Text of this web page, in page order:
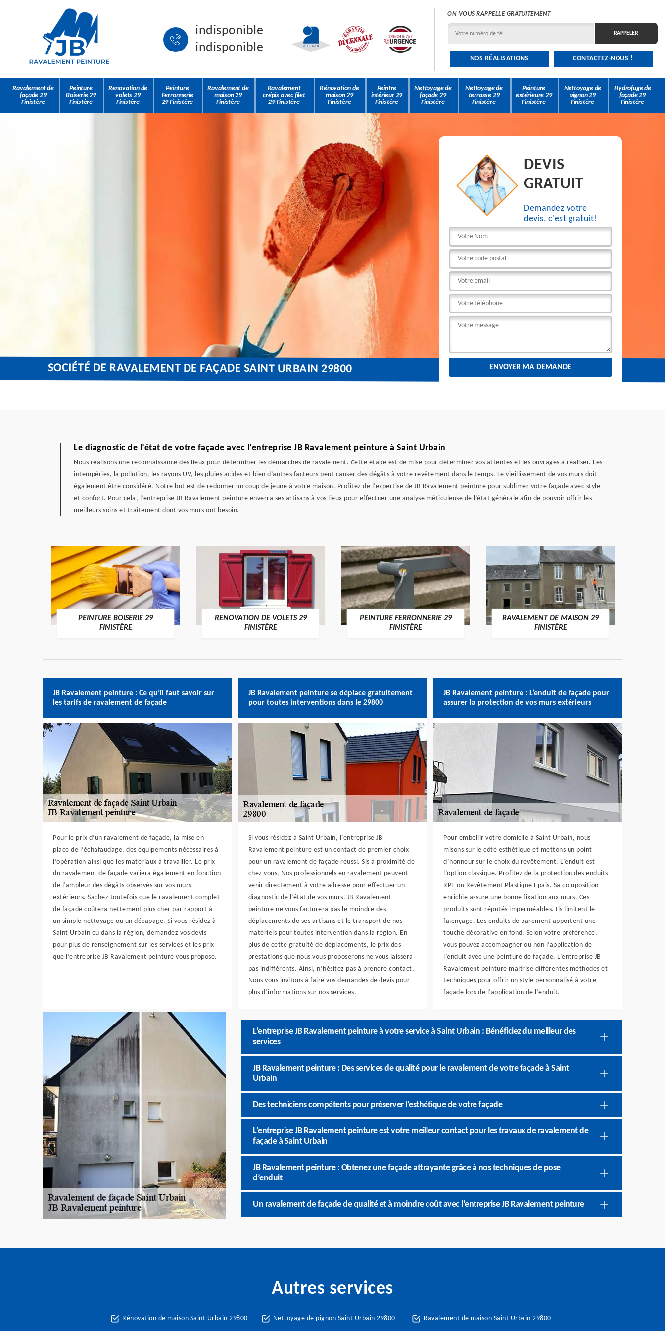
indisponible
indisponible
ON VOUS RAPPELLE GRATUITEMENT
NOS RÉALISATIONS CONTACTEZ-NOUS !
Ravalement de
façade 29
Finistère
Peinture
Boiserie 29
Finistère
Renovation de
volets 29
Finistère
Peinture
Ferronnerie
29 Finistère
Ravalement de
maison 29
Finistère
Ravalement
crépis avec filet
29 Finistère
Rénovation de
maison 29
Finistère
Peintre
intérieur 29
Finistère
Nettoyage de
façade 29
Finistère
Nettoyage de
terrasse 29
Finistère
Peinture
extérieure 29
Finistère
Nettoyage de
pignon 29
Finistère
Hydrofuge de
façade 29
Finistère
DEVIS
GRATUIT
Demandez votre
devis, c'est gratuit!
SOCIÉTÉ DE RAVALEMENT DE FAÇADE SAINT URBAIN 29800
Le diagnostic de l’état de votre façade avec l’entreprise JB Ravalement peinture à Saint Urbain
Nous réalisons une reconnaissance des lieux pour déterminer les démarches de ravalement. Cette étape est de mise pour déterminer vos attentes et les ouvrages à réaliser. Les
intempéries, la pollution, les rayons UV, les pluies acides et bien d’autres facteurs peut causer des dégâts à votre revêtement dans le temps. Le vieillissement de vos murs doit
également être considéré. Notre but est de redonner un coup de jeune à votre maison. Profitez de l’expertise de JB Ravalement peinture pour sublimer votre façade avec style
et confort. Pour cela, l’entreprise JB Ravalement peinture enverra ses artisans à vos lieux pour effectuer une analyse méticuleuse de l’état générale afin de pouvoir offrir les
meilleurs soins et traitement dont vos murs ont besoin.
PEINTURE BOISERIE 29
FINISTÈRE
RENOVATION DE VOLETS 29
FINISTÈRE
PEINTURE FERRONNERIE 29
FINISTÈRE
RAVALEMENT DE MAISON 29
FINISTÈRE
JB Ravalement peinture : Ce qu’il faut savoir sur
les tarifs de ravalement de façade
Pour le prix d’un ravalement de façade, la mise en
place de l’échafaudage, des équipements nécessaires à
l’opération ainsi que les matériaux à travailler. Le prix
du ravalement de façade variera également en fonction
de l’ampleur des dégâts observés sur vos murs
extérieurs. Sachez toutefois que le ravalement complet
de façade coûtera nettement plus cher par rapport à
un simple nettoyage ou un décapage. Si vous résidez à
Saint Urbain ou dans la région, demandez vos devis
pour plus de renseignement sur les services et les prix
que l’entreprise JB Ravalement peinture vous propose.
JB Ravalement peinture se déplace gratuitement
pour toutes interventions dans le 29800
Si vous résidez à Saint Urbain, l’entreprise JB
Ravalement peinture est un contact de premier choix
pour un ravalement de façade réussi. Sis à proximité de
chez vous, Nos professionnels en ravalement peuvent
venir directement à votre adresse pour effectuer un
diagnostic de l’état de vos murs. JB Ravalement
peinture ne vous facturera pas le moindre des
déplacements de ses artisans et le transport de nos
matériels pour toutes intervention dans la région. En
plus de cette gratuité de déplacements, le prix des
prestations que nous vous proposerons ne vous laissera
pas indifférents. Ainsi, n’hésitez pas à prendre contact.
Nous vous invitons à faire vos demandes de devis pour
plus d’informations sur nos services.
JB Ravalement peinture : L’enduit de façade pour
assurer la protection de vos murs extérieurs
Pour embellir votre domicile à Saint Urbain, nous
misons sur le côté esthétique et mettons un point
d’honneur sur le choix du revêtement. L’enduit est
l’option classique. Profitez de la protection des enduits
RPE ou Revêtement Plastique Epais. Sa composition
enrichie assure une bonne fixation aux murs. Ces
produits sont réputés imperméables. Ils limitent le
faïençage. Les enduits de parement apportent une
touche décorative en fond. Selon votre préférence,
vous pouvez accompagner ou non l’application de
l’enduit avec une peinture de façade. L’entreprise JB
Ravalement peinture maitrise différentes méthodes et
techniques pour offrir un style personnalisé à votre
façade lors de l’application de l’enduit.
L’entreprise JB Ravalement peinture à votre service à Saint Urbain : Bénéficiez du meilleur des
services
JB Ravalement peinture : Des services de qualité pour le ravalement de votre façade à Saint
Urbain
Des techniciens compétents pour préserver l’esthétique de votre façade
L’entreprise JB Ravalement peinture est votre meilleur contact pour les travaux de ravalement de
façade à Saint Urbain
JB Ravalement peinture : Obtenez une façade attrayante grâce à nos techniques de pose
d’enduit
Un ravalement de façade de qualité et à moindre coût avec l’entreprise JB Ravalement peinture
Autres services
Rénovation de maison Saint Urbain 29800 Nettoyage de pignon Saint Urbain 29800 Ravalement de maison Saint Urbain 29800